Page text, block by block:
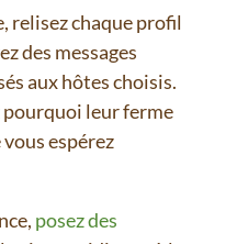
relisez chaque profil
des messages
aux hôtes choisis.
pourquoi leur ferme
espérez
posez des